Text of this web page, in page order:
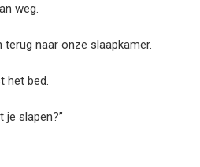
weg.
naar onze slaapkamer.
het bed.
je slapen?”